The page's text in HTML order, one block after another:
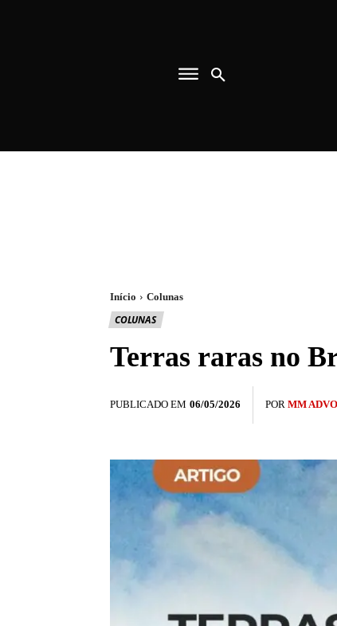
Início Colunas
COLUNAS
Terras raras no
PUBLICADO EM 06/05/2026 POR MM